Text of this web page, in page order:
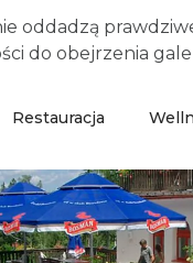
oddadzą
do obejrzenia
Restauracja